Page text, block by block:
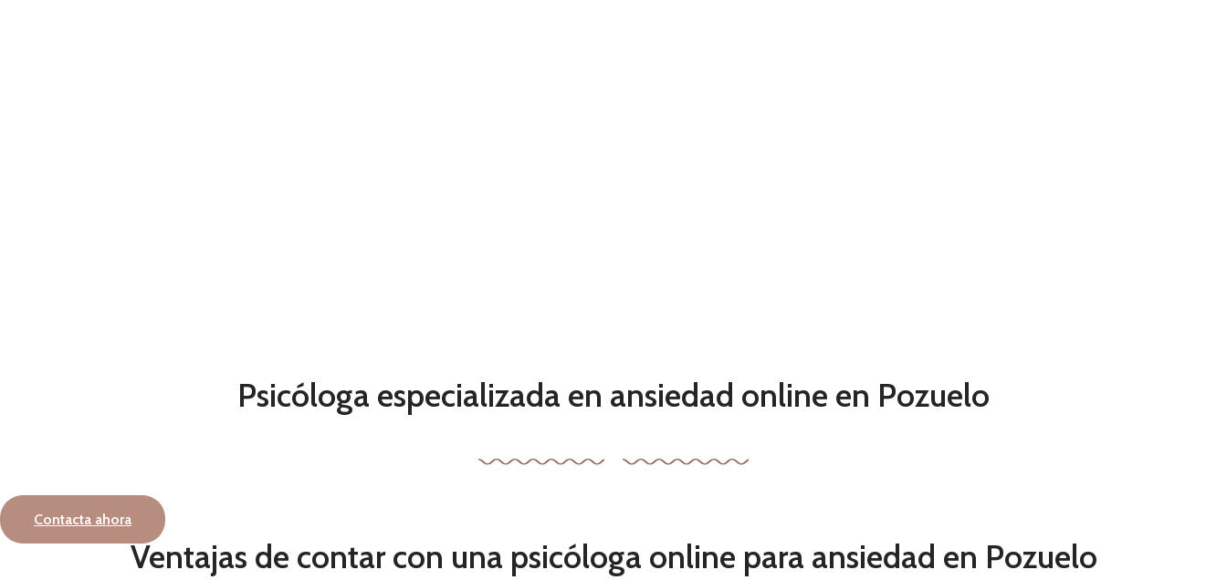
Psicóloga especializada en ansiedad online en Pozuelo
Contacta ahora
Ventajas de contar con una psicóloga online para ansiedad en Pozuelo